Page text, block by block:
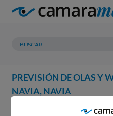
PREVISIÓN DE OLAS Y
NAVIA, NAVIA
PREVISIÓN